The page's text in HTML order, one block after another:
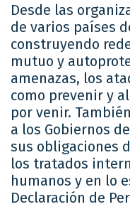
Desde las
de varios países
construyendo
mutuo y
amenazas, los
como prevenir y
por venir.
a los Gobiernos
sus obligaciones
los tratados
humanos y en lo
Declaración de